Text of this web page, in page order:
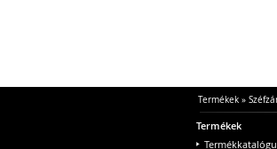
Termékek»
Termékek